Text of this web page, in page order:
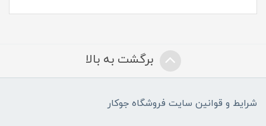
برگشت به بالا
شرایط و قوانین سایت فروشگاه جوکار